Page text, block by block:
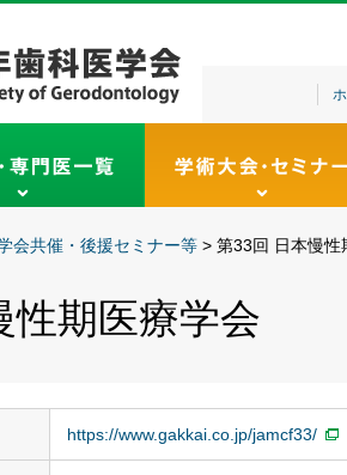
会共催・後援セミナー等 > 第33回 日本慢性
性期医療学会
https://www.gakkai.co.jp/jamcf33/